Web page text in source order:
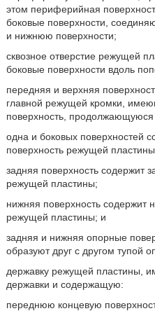
этом периферийная
боковые поверхности,
и нижнюю поверхности;
сквозное отверстие режущей
боковые поверхности вдоль
передняя и верхняя
главной режущей кромки,
поверхность, продолжающуюся
одна и боковых поверхностей
поверхность режущей
задняя поверхность содержит
режущей пластины;
нижняя поверхность
режущей пластины; и
задняя и нижняя опорные
образуют друг с другом тупой
державку режущей пластины,
державки и содержащую:
переднюю концевую